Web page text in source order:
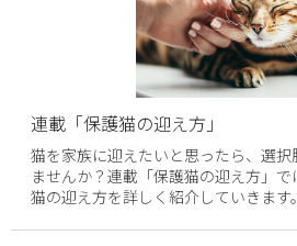
連載「保護猫の迎え方」
猫を家族に迎えたいと思ったら、選
ませんか？連載「保護猫の迎え方」
猫の迎え方を詳しく紹介していきます。